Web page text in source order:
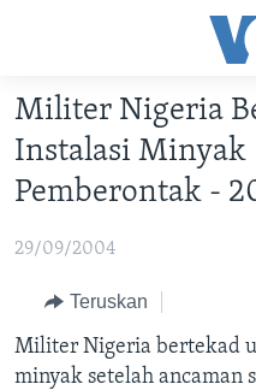
Akses
Lanjut
ke
Konten
Lanjut
Utama
Lanjut
DUNIA
POLYGRAPH
DAFTAR PROGRAM
Learning English
Militer Nigeria
Instalasi
Pemberontak -
29/09/2004
Teruskan
Militer Nigeria bertekad
minyak setelah ancaman